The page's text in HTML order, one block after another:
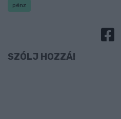
pénz
SZÓLJ HOZZÁ!